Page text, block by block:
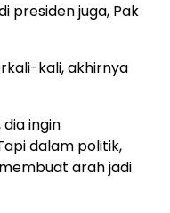
presiden juga, Pak
kali, akhirnya
ingin
dalam politik,
arah jadi